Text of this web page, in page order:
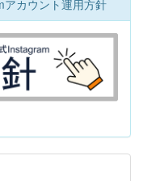
カウント運用方針